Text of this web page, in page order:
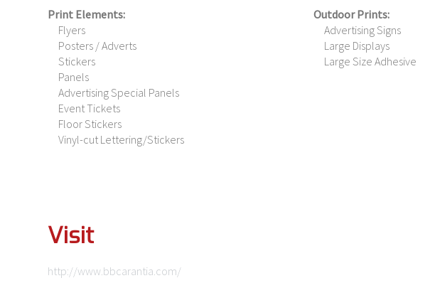
Print Elements:
Flyers
Posters / Adverts
Stickers
Panels
Advertising Special Panels
Event Tickets
Floor Stickers
Vinyl-cut Lettering/Stickers
Outdoor Prints:
Advertising Signs
Large Displays
Large Size Adhesive
Visit
http://www.bbcarantia.com/